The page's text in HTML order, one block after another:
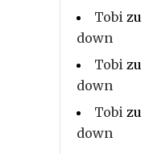
Tobi zu
down
Tobi zu
down
Tobi zu
down